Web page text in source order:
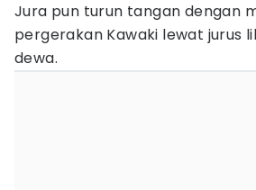
Jura pun turun tangan dengan
pergerakan Kawaki lewat jurus
dewa.